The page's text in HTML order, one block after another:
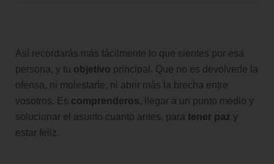
Así recordarás más fácilmente lo que sientes por esa
persona, y tu objetivo principal. Que no es devolverle la
ofensa, ni molestarle, ni abrir más la brecha entre
vosotros. Es comprenderos, llegar a un punto medio y
solucionar el asunto cuanto antes, para tener paz y
estar feliz.